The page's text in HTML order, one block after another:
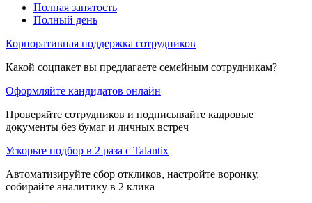
Полная занятость
Полный день
Корпоративная поддержка сотрудников
Какой соцпакет вы предлагаете семейным сотрудникам?
Оформляйте кандидатов онлайн
Проверяйте сотрудников и подписывайте кадровые
документы без бумаг и личных встреч
Ускорьте подбор в 2 раза с Talantix
Автоматизируйте сбор откликов, настройте воронку,
собирайте аналитику в 2 клика